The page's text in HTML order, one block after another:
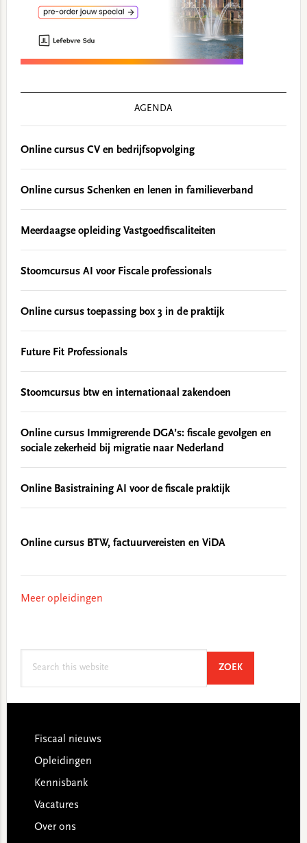
AGENDA
Online cursus CV en bedrijfsopvolging
Online cursus Schenken en lenen in familieverband
Meerdaagse opleiding Vastgoedfiscaliteiten
Stoomcursus AI voor Fiscale professionals
Online cursus toepassing box 3 in de praktijk
Future Fit Professionals
Stoomcursus btw en internationaal zakendoen
Online cursus Immigrerende DGA’s: fiscale gevolgen en
sociale zekerheid bij migratie naar Nederland
Online Basistraining AI voor de fiscale praktijk
Online cursus BTW, factuurvereisten en ViDA
Meer opleidingen
ZOEKSEARCH
Footer
Fiscaal nieuws
Opleidingen
Kennisbank
Vacatures
Over ons